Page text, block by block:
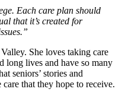
Each care plan should
that it’s created for
She loves taking care
long lives and have so many
seniors’ stories and
that they hope to receive.